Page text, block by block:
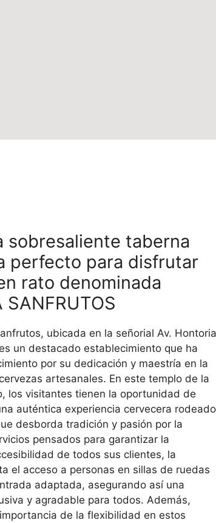
sobresaliente taberna
perfecto para disfrutar
rato denominada
SANFRUTOS
ubicada en la señorial Av.
un destacado establecimiento que ha
por su dedicación y maestría en la
artesanales. En este templo de la
los visitantes tienen la oportunidad de
auténtica experiencia cervecera
desborda tradición y pasión por la
pensados para garantizar la
de todos sus clientes, la
el acceso a personas en sillas de ruedas
adaptada, asegurando así una
y agradable para todos. Además,
de la flexibilidad en estos